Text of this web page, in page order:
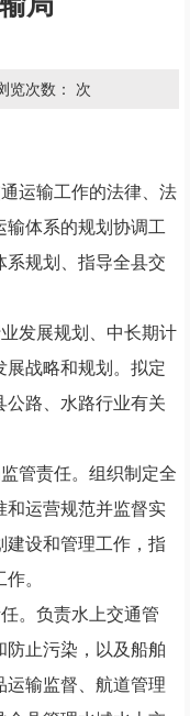
览次数： 次
运输工作的法律、法
体系的规划协调工
系规划、指导全县交
发展规划、中长期计
展战略和规划。拟定
公路、水路行业有关
管责任。组织制定全
和运营规范并监督实
建设和管理工作，指
。
。负责水上交通管
防止污染，以及船舶
运输监督、航道管理